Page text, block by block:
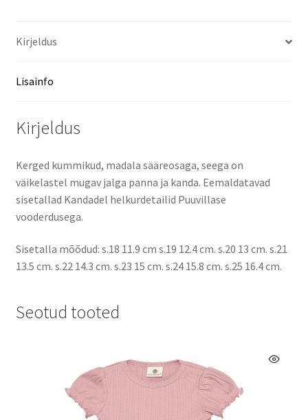
Kirjeldus
Lisainfo
Kirjeldus
Kerged kummikud, madala sääreosaga, seega on
väikelastel mugav jalga panna ja kanda. Eemaldatavad
sisetallad Kandadel helkurdetailid Puuvillase
vooderdusega.
Sisetalla mõõdud: s.18 11.9 cm s.19 12.4 cm. s.20 13 cm. s.21
13.5 cm. s.22 14.3 cm. s.23 15 cm. s.24 15.8 cm. s.25 16.4 cm.
Seotud tooted